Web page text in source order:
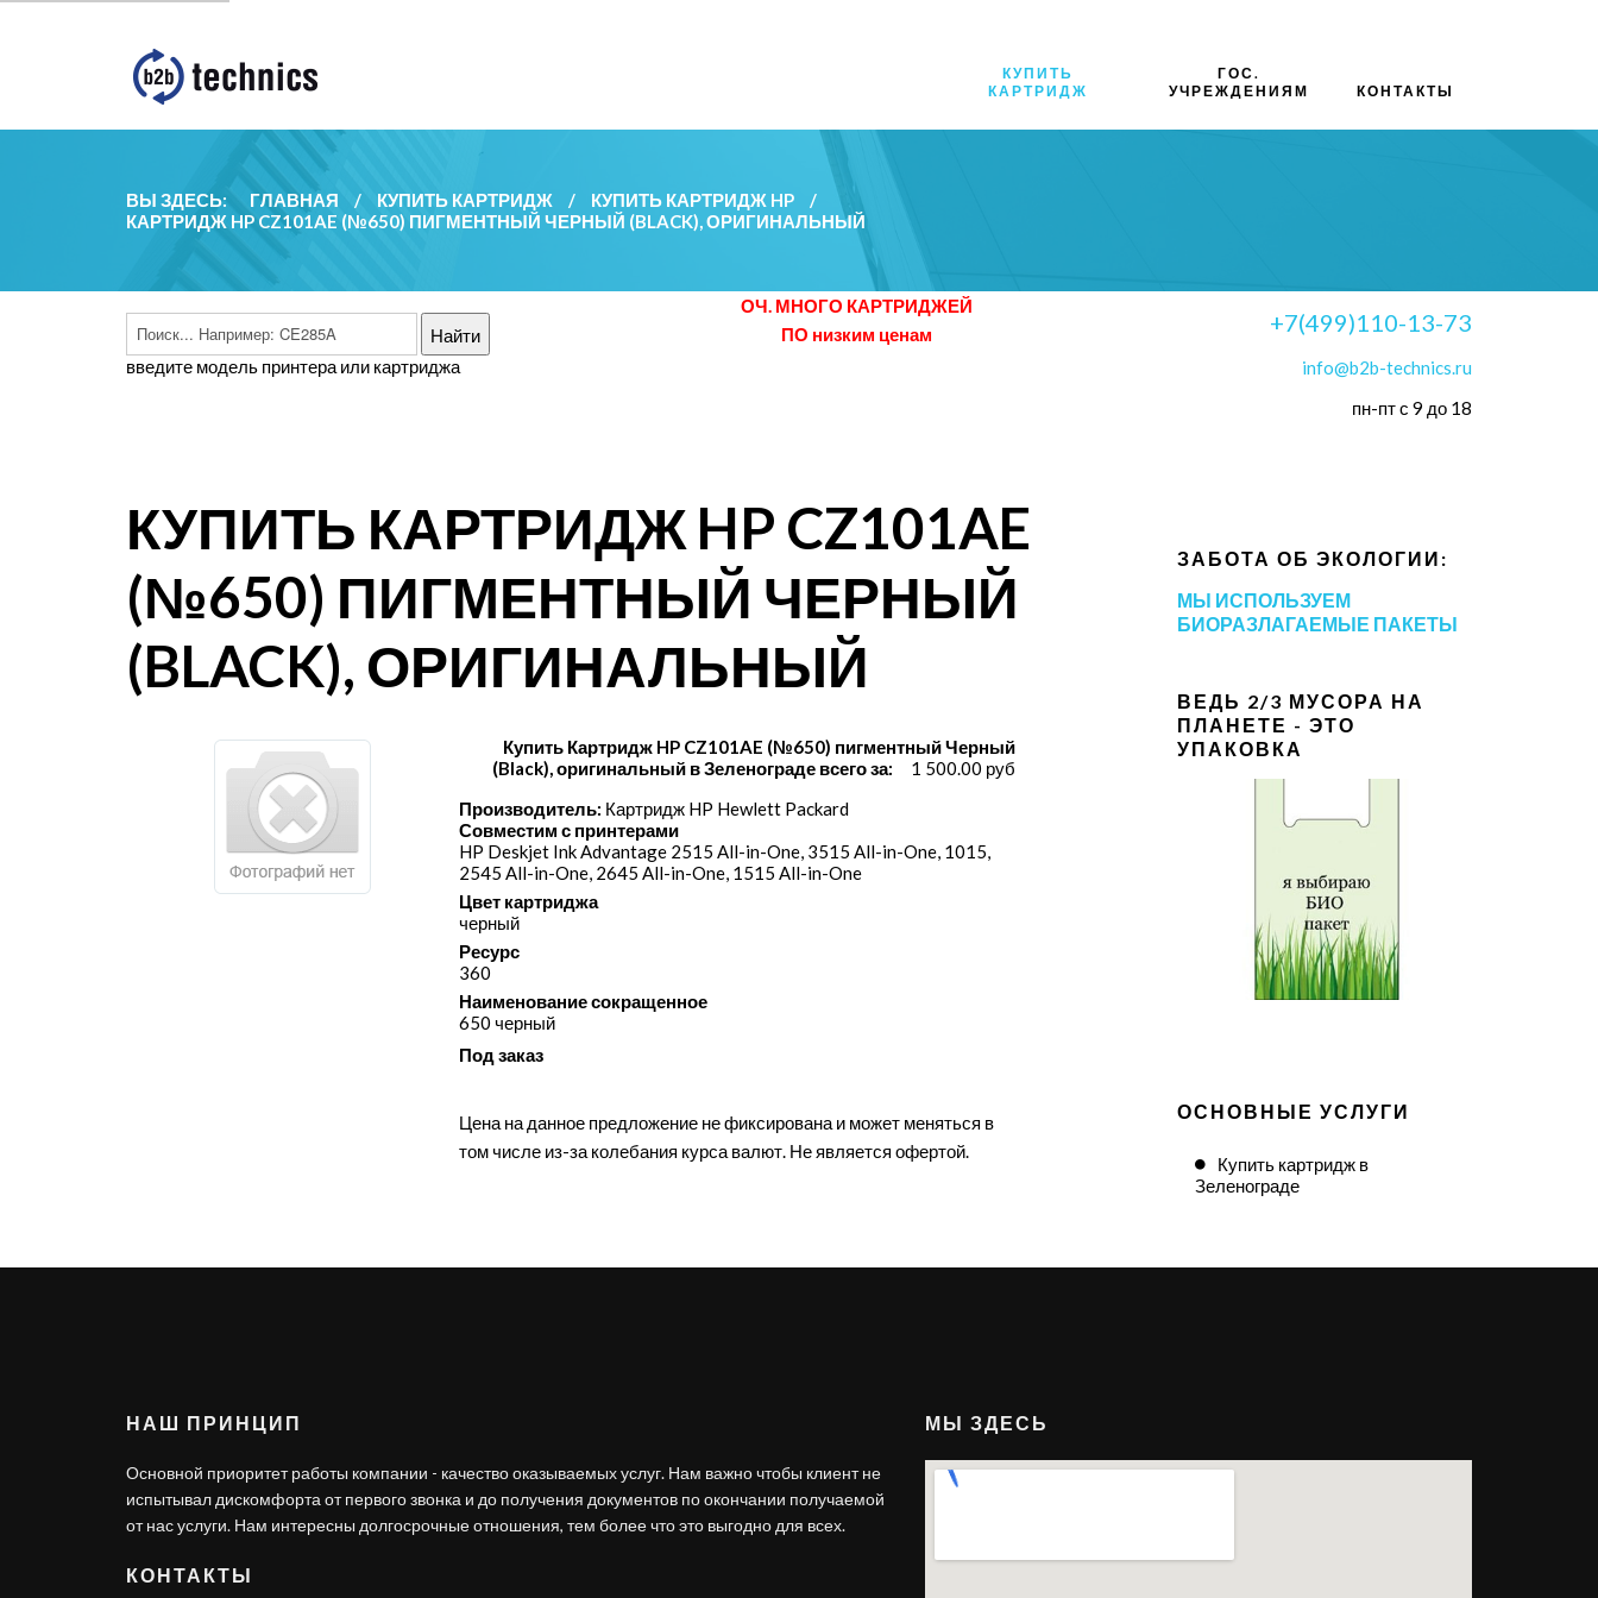
КУПИТЬ
КАРТРИДЖ
ГОС.
УЧРЕЖДЕНИЯМ
КОНТАКТЫ
ВЫ ЗДЕСЬ: ГЛАВНАЯ / КУПИТЬ КАРТРИДЖ / КУПИТЬ КАРТРИДЖ HP
/
КАРТРИДЖ HP CZ101AE (№650) ПИГМЕНТНЫЙ ЧЕРНЫЙ (BLACK), ОРИГИНАЛЬНЫЙ
введите модель принтера или картриджа
ОЧ. МНОГО КАРТРИДЖЕЙ
ПО низким ценам
+7(499)110-13-73
info@b2b-technics.ru
пн-пт с 9 до 18
КУПИТЬ КАРТРИДЖ HP CZ101AE
(№650) ПИГМЕНТНЫЙ ЧЕРНЫЙ
(BLACK), ОРИГИНАЛЬНЫЙ
Купить Картридж HP CZ101AE (№650) пигментный Черный
(Black), оригинальный в Зеленограде всего за:
1 500.00 руб
Производитель: Картридж HP Hewlett Packard
Совместим с принтерами
HP Deskjet Ink Advantage 2515 All-in-One, 3515 All-in-One, 1015,
2545 All-in-One, 2645 All-in-One, 1515 All-in-One
Цвет картриджа
черный
Ресурс
360
Наименование сокращенное
650 черный
Под заказ
Цена на данное предложение не фиксирована и может меняться в
том числе из-за колебания курса валют. Не является офертой.
ЗАБОТА ОБ ЭКОЛОГИИ:
МЫ ИСПОЛЬЗУЕМ
БИОРАЗЛАГАЕМЫЕ ПАКЕТЫ
ВЕДЬ 2/3 МУСОРА НА
ПЛАНЕТЕ - ЭТО
УПАКОВКА
ОСНОВНЫЕ УСЛУГИ
Купить картридж в
Зеленограде
НАШ ПРИНЦИП
Основной приоритет работы компании - качество оказываемых услуг. Нам важно чтобы клиент не
испытывал дискомфорта от первого звонка и до получения документов по окончании получаемой
от нас услуги. Нам интересны долгосрочные отношения, тем более что это выгодно для всех.
КОНТАКТЫ
МЫ ЗДЕСЬ